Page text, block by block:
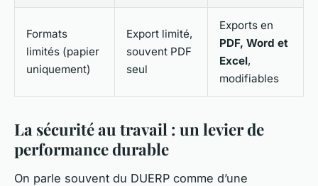
Formats
limités (papier
uniquement)
Export limité,
souvent PDF
seul
Exports en
PDF, Word et
Excel,
modifiables
La sécurité au travail : un levier de
performance durable
On parle souvent du DUERP comme d’une